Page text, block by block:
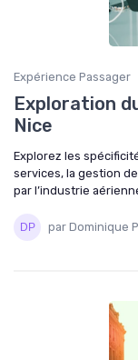
Expérience Passager
Exploration
Nice
Explorez les
services, la gestion
par l’industrie
par Dominique